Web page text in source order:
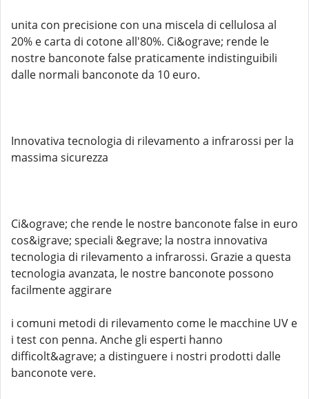
unita con precisione con una miscela di cellulosa al
20% e carta di cotone all'80%. Ci&ograve; rende le
nostre banconote false praticamente indistinguibili
dalle normali banconote da 10 euro.
Innovativa tecnologia di rilevamento a infrarossi per la
massima sicurezza
Ci&ograve; che rende le nostre banconote false in euro
cos&igrave; speciali &egrave; la nostra innovativa
tecnologia di rilevamento a infrarossi. Grazie a questa
tecnologia avanzata, le nostre banconote possono
facilmente aggirare
i comuni metodi di rilevamento come le macchine UV e
i test con penna. Anche gli esperti hanno
difficolt&agrave; a distinguere i nostri prodotti dalle
banconote vere.